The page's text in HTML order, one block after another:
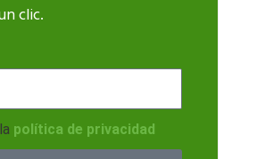
clic.
política de privacidad